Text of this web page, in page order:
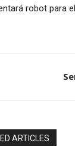
robot para
ARTICLES